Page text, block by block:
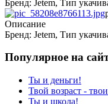
Бренд: Jetem, Тип
Описание
Бренд: Jetem, Тип
Популярное на
Ты и деньги!
Твой возраст -
Ты и школа!